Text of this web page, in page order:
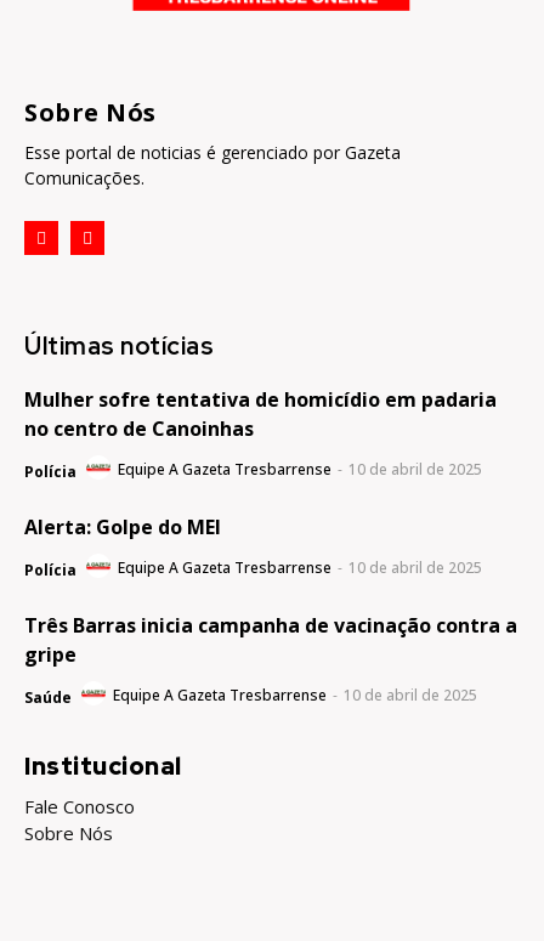
Sobre Nós
Esse portal de noticias é gerenciado por Gazeta
Comunicações.
Últimas notícias
Mulher sofre tentativa de homicídio em padaria
no centro de Canoinhas
Polícia Equipe A Gazeta Tresbarrense - 10 de abril de 2025
Alerta: Golpe do MEI
Polícia Equipe A Gazeta Tresbarrense - 10 de abril de 2025
Três Barras inicia campanha de vacinação contra a
gripe
Saúde Equipe A Gazeta Tresbarrense - 10 de abril de 2025
Institucional
Fale Conosco
Sobre Nós